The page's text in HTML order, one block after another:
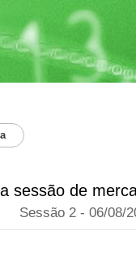
sessão de
Sessão 2 - 06/08/